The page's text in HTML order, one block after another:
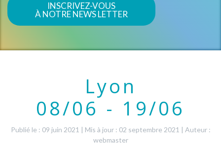
INSCRIVEZ-VOUS
À NOTRE NEWS LETTER
Lyon
08/06 - 19/06
Publié le : 09 juin 2021 | Mis à jour : 02 septembre 2021 | Auteur :
webmaster